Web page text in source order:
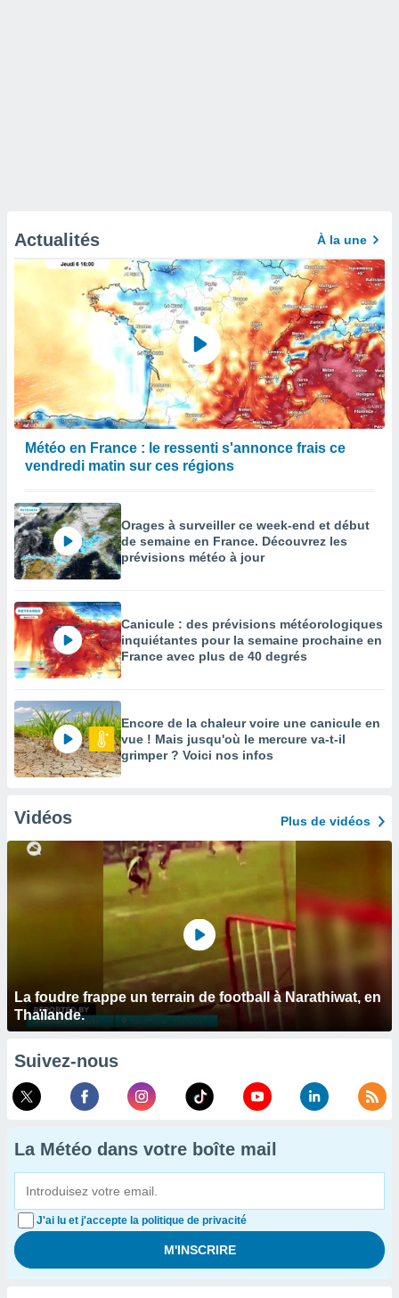
Actualités À la une
Météo en France : le ressenti s'annonce frais ce
vendredi matin sur ces régions
Orages à surveiller ce week-end et début
de semaine en France. Découvrez les
prévisions météo à jour
Canicule : des prévisions météorologiques
inquiétantes pour la semaine prochaine en
France avec plus de 40 degrés
Encore de la chaleur voire une canicule en
vue ! Mais jusqu'où le mercure va-t-il
grimper ? Voici nos infos
Vidéos Plus de vidéos
La foudre frappe un terrain de football à Narathiwat, en
Thaïlande.
Suivez-nous
La Météo dans votre boîte mail
J'ai lu et j'accepte la politique de privacité